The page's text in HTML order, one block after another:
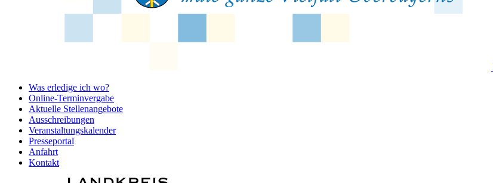
Was erledige ich wo?
Online-Terminvergabe
Aktuelle Stellenangebote
Ausschreibungen
Veranstaltungskalender
Presseportal
Anfahrt
Kontakt